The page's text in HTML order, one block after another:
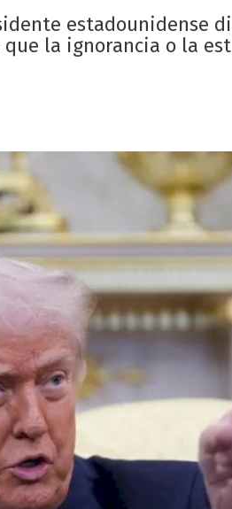
estadounidense
que la ignorancia o la